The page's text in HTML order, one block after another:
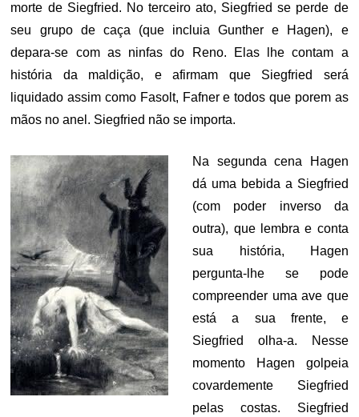
morte de Siegfried. No terceiro ato, Siegfried se perde de
seu grupo de caça (que incluia Gunther e Hagen), e
depara-se com as ninfas do Reno. Elas lhe contam a
história da maldição, e afirmam que Siegfried será
liquidado assim como Fasolt, Fafner e todos que porem as
mãos no anel. Siegfried não se importa.
Na segunda cena Hagen
dá uma bebida a Siegfried
(com poder inverso da
outra), que lembra e conta
sua história, Hagen
pergunta-lhe se pode
compreender uma ave que
está a sua frente, e
Siegfried olha-a. Nesse
momento Hagen golpeia
covardemente Siegfried
pelas costas. Siegfried